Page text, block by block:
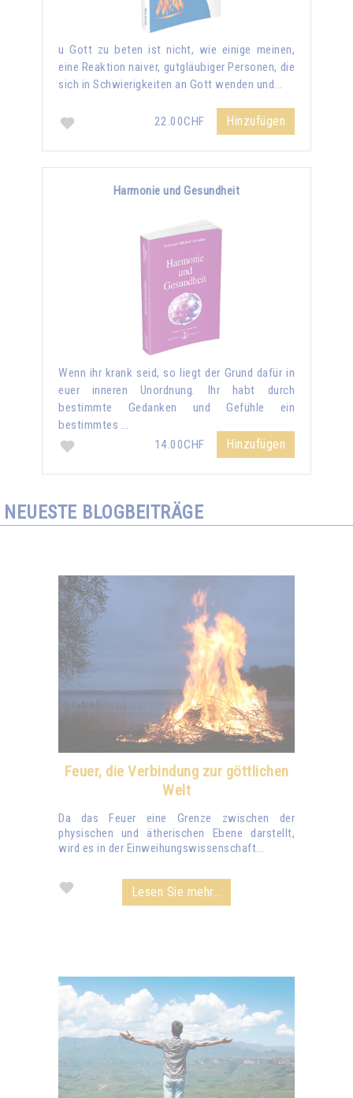
u Gott zu beten ist nicht, wie einige meinen,
eine Reaktion naiver, gutgläubiger Personen, die
sich in Schwierigkeiten an Gott wenden und...
22.00CHF Hinzufügen
Harmonie und Gesundheit
Wenn ihr krank seid, so liegt der Grund dafür in
euer inneren Unordnung. Ihr habt durch
bestimmte Gedanken und Gefühle ein
bestimmtes …
14.00CHF
Hinzufügen
NEUESTE BLOGBEITRÄGE
Feuer, die Verbindung zur göttlichen
Welt
Da das Feuer eine Grenze zwischen der
physischen und ätherischen Ebene darstellt,
wird es in der Einweihungswissenschaft...
Lesen Sie mehr...